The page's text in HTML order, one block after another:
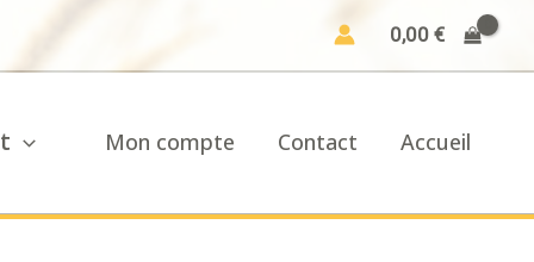
0,00 €
Mon compte Contact Accueil